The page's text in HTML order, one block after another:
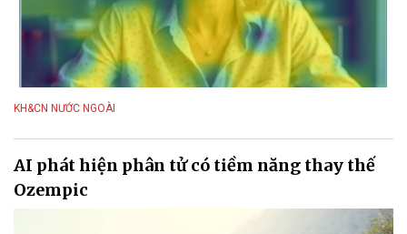
KH&CN NƯỚC NGOÀI
AI phát hiện phân tử có tiềm năng thay thế
Ozempic